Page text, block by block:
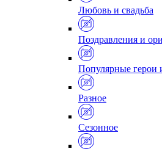
Любовь и свадьба
Поздравления и
Популярные герои
Разное
Сезонное